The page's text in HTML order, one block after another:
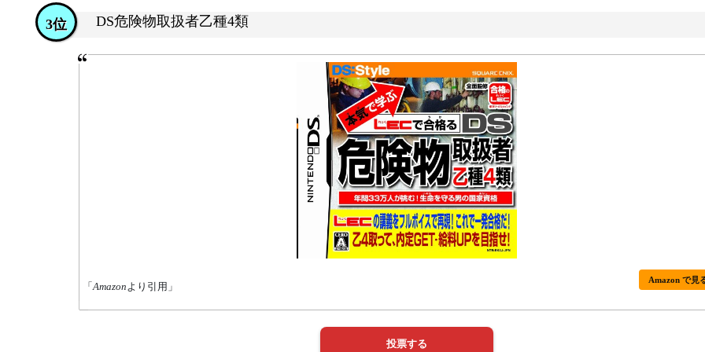
DS危険物取扱者乙種4類
3位
「Amazonより引用」
Amazon で見